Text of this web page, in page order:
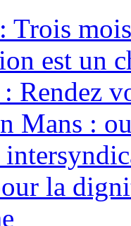
Trois
est un
Rendez
Mans :
la